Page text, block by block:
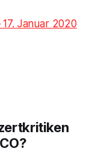
Januar 2020